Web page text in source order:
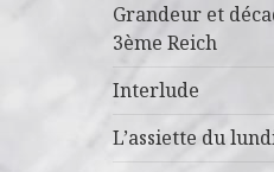
Grandeur et
3ème Reich
Interlude
L’assiette du